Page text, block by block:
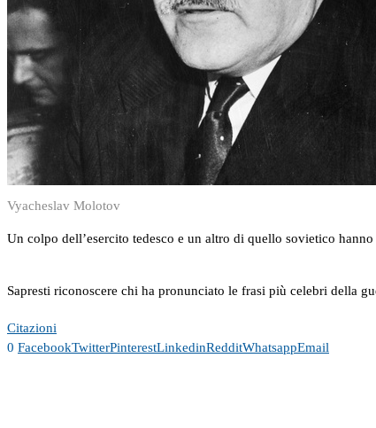
Vyacheslav Molotov
Un colpo dell’esercito tedesco e un altro di quello sovietico
Sapresti riconoscere chi ha pronunciato le frasi più celebri della
Citazioni
0 FacebookTwitterPinterestLinkedinRedditWhatsappEmail